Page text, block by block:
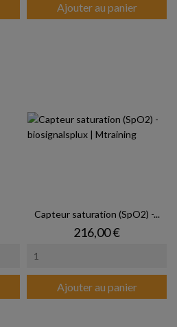
Ajouter au panier
Capteur saturation (SpO2) -...
Prix
216,00 €
Ajouter au panier